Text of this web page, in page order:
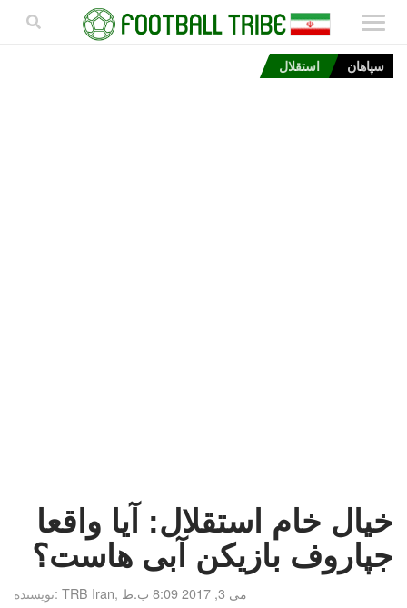
سپاهان استقلال
خیال خام استقلال: آیا واقعا
جپاروف بازیکن آبی هاست؟
نویسنده:TRB Iran, می 3, 2017 8:09 ب.ظ